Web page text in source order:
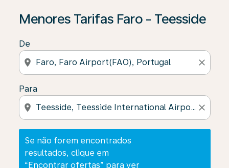
Menores Tarifas Faro - Teesside
De
location_on close
Para
location_on close
Se não forem encontrados
resultados, clique em
“Encontrar ofertas” para ver
Se não forem encontrados resultados, clique em